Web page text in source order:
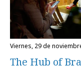
viernes, 29 de
The Hub of